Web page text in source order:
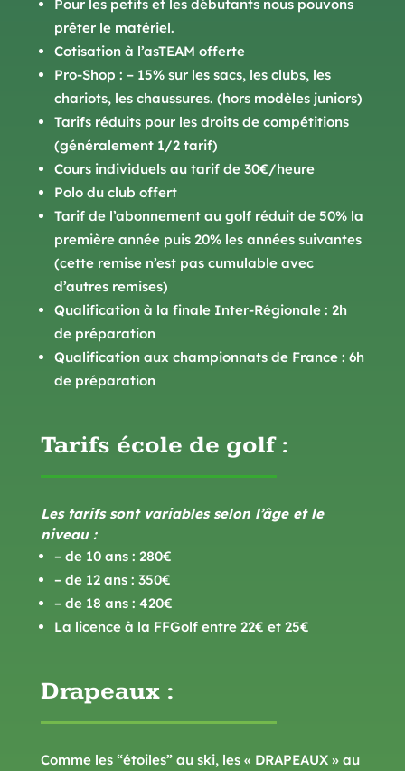
Pour les petits et les débutants nous pouvons
prêter le matériel.
Cotisation à l’asTEAM offerte
Pro-Shop : – 15% sur les sacs, les clubs, les
chariots, les chaussures. (hors modèles juniors)
Tarifs réduits pour les droits de compétitions
(généralement 1/2 tarif)
Cours individuels au tarif de 30€/heure
Polo du club offert
Tarif de l’abonnement au golf réduit de 50% la
première année puis 20% les années suivantes
(cette remise n’est pas cumulable avec
d’autres remises)
Qualification à la finale Inter-Régionale : 2h
de préparation
Qualification aux championnats de France : 6h
de préparation
Tarifs école de golf :
Les tarifs sont variables selon l’âge et le
niveau :
– de 10 ans : 280€
– de 12 ans : 350€
– de 18 ans : 420€
La licence à la FFGolf entre 22€ et 25€
Drapeaux :
Comme les “étoiles” au ski, les « DRAPEAUX » au